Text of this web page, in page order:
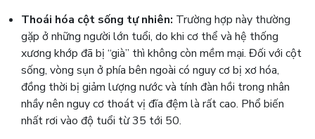
Thoái hóa cột sống tự nhiên: Trường hợp này thường
gặp ở những người lớn tuổi, do khi cơ thể và hệ thống
xương khớp đã bị “già” thì không còn mềm mại. Đối với cột
sống, vòng sụn ở phía bên ngoài có nguy cơ bị xơ hóa,
đồng thời bị giảm lượng nước và tính đàn hồi trong nhân
nhầy nên nguy cơ thoát vị đĩa đệm là rất cao. Phổ biến
nhất rơi vào độ tuổi từ 35 tới 50.